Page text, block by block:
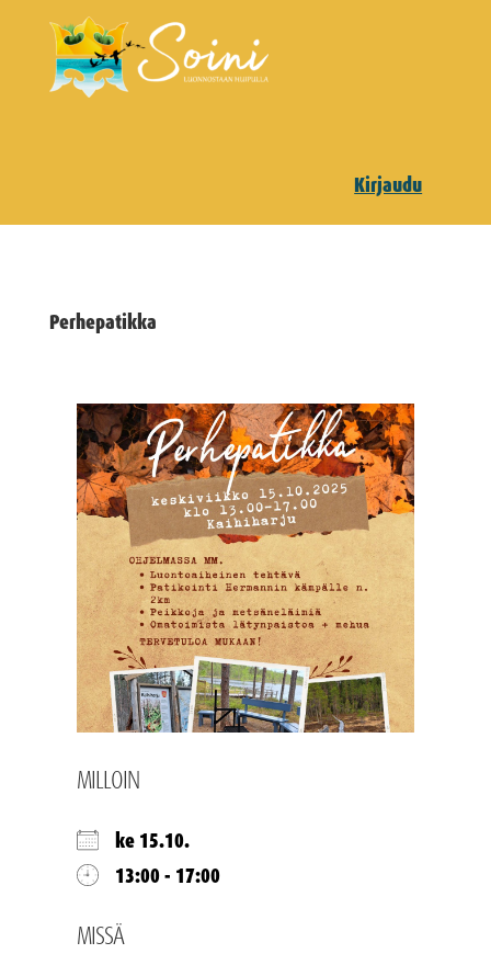
Kirjaudu
Perhepatikka
MILLOIN
ke 15.10.
13:00 - 17:00
MISSÄ